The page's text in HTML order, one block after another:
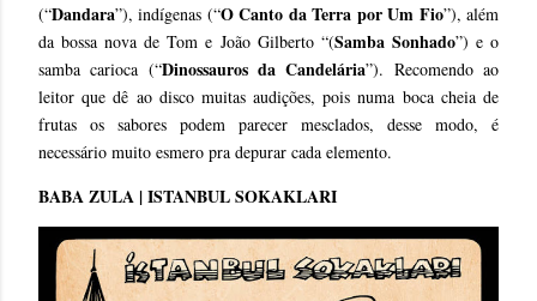
(“Dandara”), indígenas (“O Canto da Terra por Um Fio”), além
da bossa nova de Tom e João Gilberto “(Samba Sonhado”) e o
samba carioca (“Dinossauros da Candelária”). Recomendo ao
leitor que dê ao disco muitas audições, pois numa boca cheia de
frutas os sabores podem parecer mesclados, desse modo, é
necessário muito esmero pra depurar cada elemento.
BABA ZULA | ISTANBUL SOKAKLARI